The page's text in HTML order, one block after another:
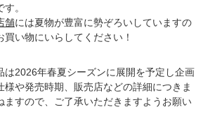
。
舗には夏物が豊富に勢ぞろいしていますの
い物にいらしてください！
2026年春夏シーズンに展開を予定し企画
様や発売時期、販売店などの詳細につきま
ますので、ご了承いただきますようお願い